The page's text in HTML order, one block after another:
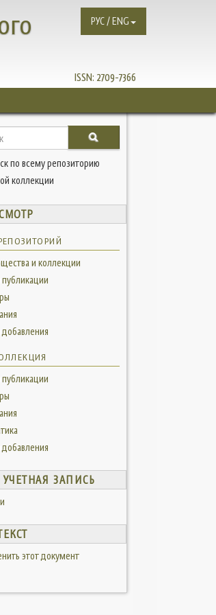
ISSN: 2709-7366
РУС / ENG
по всему репозиторию
коллекции
и коллекции
ЗАПИСЬ
этот документ